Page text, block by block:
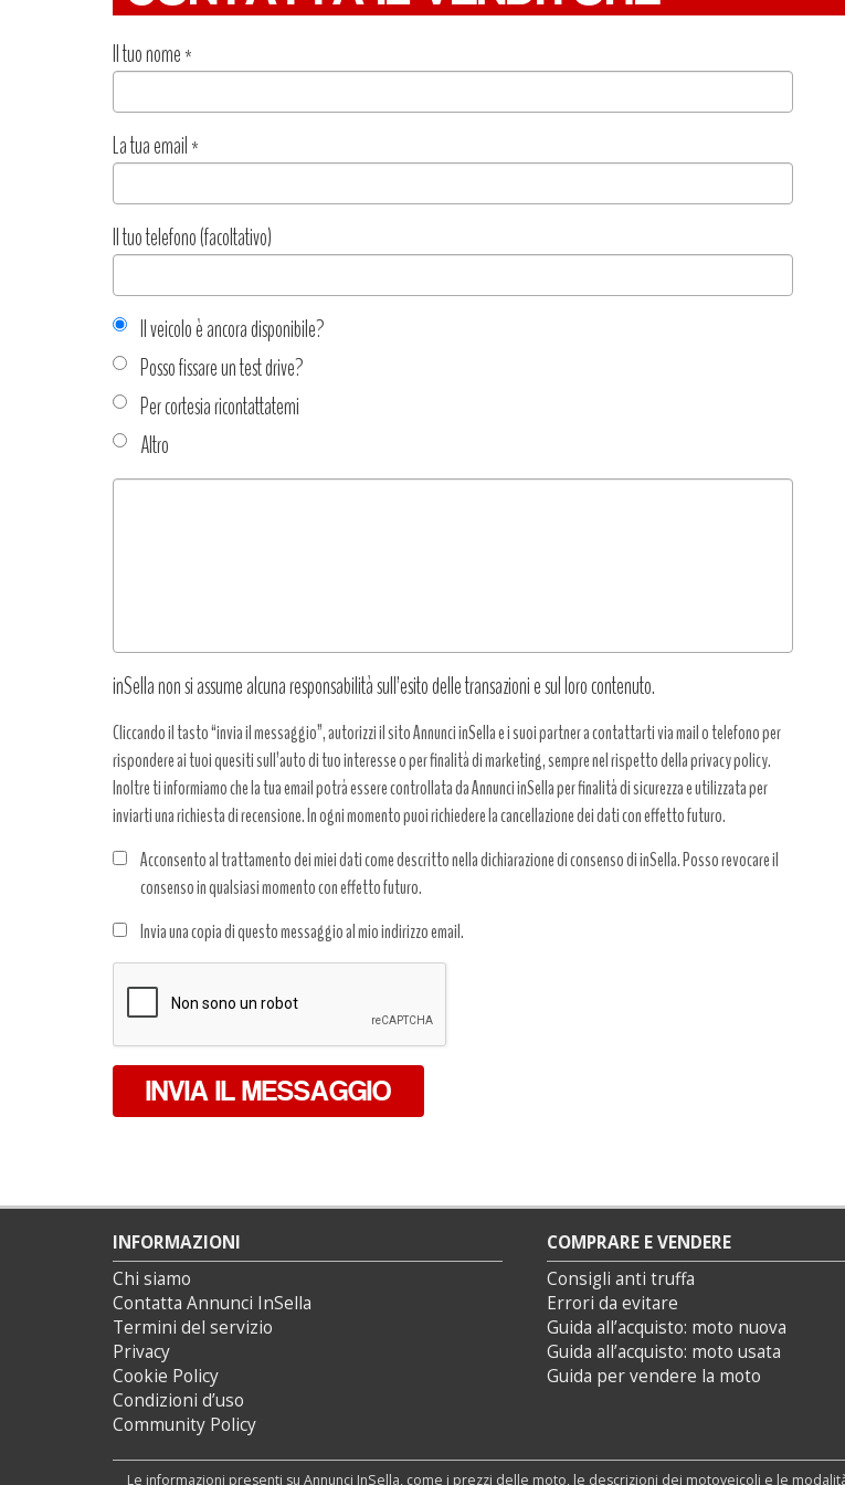
Il tuo nome*
La tua email*
Il tuo telefono (facoltativo)
Il veicolo è ancora disponibile?
Posso fissare un test drive?
Per cortesia ricontattatemi
Altro
Tipo
inSella non si assume alcuna responsabilità sull’esito delle transazioni e sul loro contenuto.
Cliccando il tasto “invia il messaggio”, autorizzi il sito Annunci inSella e i suoi partner a contattarti via mail o telefono per
rispondere ai tuoi quesiti sull’auto di tuo interesse o per finalità di marketing, sempre nel rispetto della privacy policy.
Inoltre ti informiamo che la tua email potrà essere controllata da Annunci inSella per finalità di sicurezza e utilizzata per
inviarti una richiesta di recensione. In ogni momento puoi richiedere la cancellazione dei dati con effetto futuro.
Acconsento al trattamento dei miei dati come descritto nella dichiarazione di consenso di inSella. Posso revocare il
consenso in qualsiasi momento con effetto futuro.
dati
*
Invia una copia di questo messaggio al mio indirizzo email.
INVIA IL MESSAGGIO
INFORMAZIONI
Chi siamo
Contatta Annunci InSella
Termini del servizio
Privacy
Cookie Policy
Condizioni d’uso
Community Policy
COMPRARE E VENDERE
Consigli anti truffa
Errori da evitare
Guida all’acquisto: moto nuova
Guida all’acquisto: moto usata
Guida per vendere la moto
Le informazioni presenti su Annunci InSella, come i prezzi delle moto, le descrizioni dei motoveicoli e le